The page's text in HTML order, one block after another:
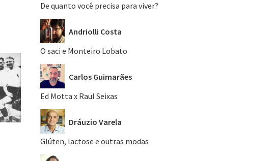
De quanto você precisa para viver?
Andriolli Costa
O saci e Monteiro Lobato
Carlos Guimarães
Ed Motta x Raul Seixas
Dráuzio Varela
Glúten, lactose e outras modas